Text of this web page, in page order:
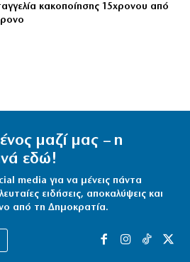
κακοποίησης 15χρονου από
μαζί μας – η
εδώ!
media για να μένεις πάντα
ειδήσεις, αποκαλύψεις και
από τη Δημοκρατία.